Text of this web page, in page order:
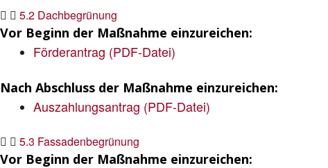
5.2 Dachbegrünung
Vor Beginn der Maßnahme einzureichen:
Förderantrag (PDF-Datei)
Nach Abschluss der Maßnahme einzureichen:
Auszahlungsantrag (PDF-Datei)
5.3 Fassadenbegrünung
Vor Beginn der Maßnahme einzureichen: